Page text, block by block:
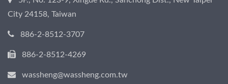
City 24158, Taiwan
886-2-8512-3707
886-2-8512-4269
wassheng@wassheng.com.tw